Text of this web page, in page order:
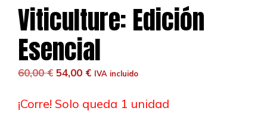
Viticulture: Edición
Esencial
60,00€ El
original
54,00 €El
actual
IVA incluido
¡Corre! Solo queda 1 unidad